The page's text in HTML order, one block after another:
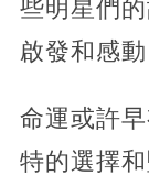
些明星們
啟發和感動
命運或許
特的選擇